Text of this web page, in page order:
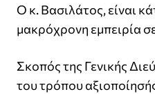
Ο κ. Βασιλάτος, είναι
μακρόχρονη εμπειρία
Σκοπός της Γενικής
του τρόπου